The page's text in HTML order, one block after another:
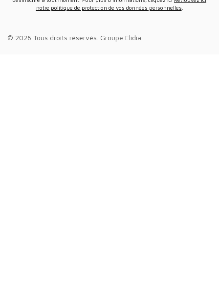
notre politique de protection de vos données personnelles
© 2026 Tous droits réservés. Groupe Elidia